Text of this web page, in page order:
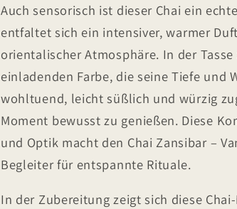
Auch sensorisch ist dieser Chai ein
entfaltet sich ein intensiver, warmer
orientalischer Atmosphäre. In der
einladenden Farbe, die seine Tiefe und
wohltuend, leicht süßlich und würzig
Moment bewusst zu genießen. Diese
und Optik macht den Chai Zansibar –
Begleiter für entspannte Rituale.
In der Zubereitung zeigt sich diese